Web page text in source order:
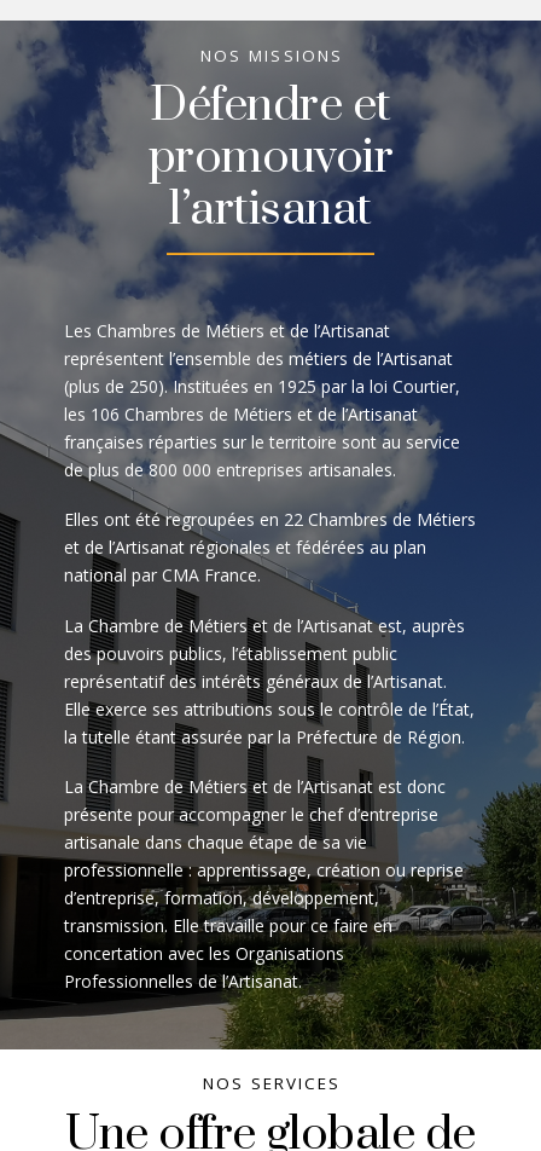
NOS MISSIONS
Défendre et
promouvoir
l’artisanat
Les Chambres de Métiers et de l’Artisanat
représentent l’ensemble des métiers de l’Artisanat
(plus de 250). Instituées en 1925 par la loi Courtier,
les 106 Chambres de Métiers et de l’Artisanat
françaises réparties sur le territoire sont au service
de plus de 800 000 entreprises artisanales.
Elles ont été regroupées en 22 Chambres de Métiers
et de l’Artisanat régionales et fédérées au plan
national par CMA France.
La Chambre de Métiers et de l’Artisanat est, auprès
des pouvoirs publics, l’établissement public
représentatif des intérêts généraux de l’Artisanat.
Elle exerce ses attributions sous le contrôle de l’État,
la tutelle étant assurée par la Préfecture de Région.
La Chambre de Métiers et de l’Artisanat est donc
présente pour accompagner le chef d’entreprise
artisanale dans chaque étape de sa vie
professionnelle : apprentissage, création ou reprise
d’entreprise, formation, développement,
transmission. Elle travaille pour ce faire en
concertation avec les Organisations
Professionnelles de l’Artisanat.
NOS SERVICES
Une offre globale de